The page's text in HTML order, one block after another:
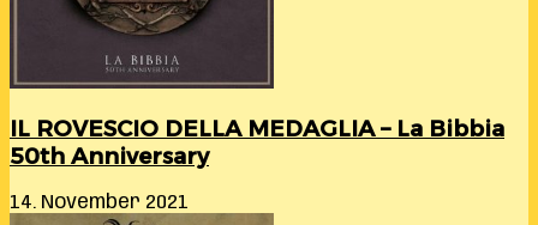
IL ROVESCIO DELLA MEDAGLIA – La Bibbia
50th Anniversary
14. November 2021